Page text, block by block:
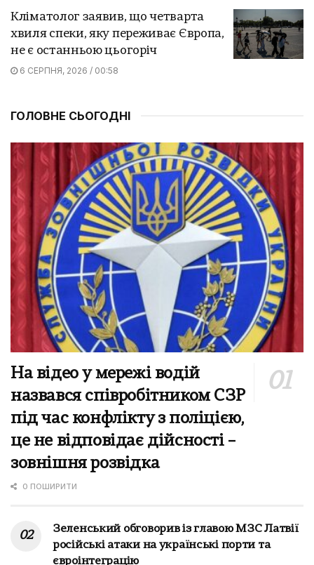
Кліматолог заявив, що четварта
хвиля спеки, яку переживає Європа,
не є останньою цьогоріч
6 СЕРПНЯ, 2026 / 00:58
ГОЛОВНЕ СЬОГОДНІ
На відео у мережі водій
назвався співробітником СЗР
під час конфлікту з поліцією,
це не відповідає дійсності –
зовнішня розвідка
0 ПОШИРИТИ
Зеленський обговорив із главою МЗС Латвії
російські атаки на українські порти та
євроінтеграцію